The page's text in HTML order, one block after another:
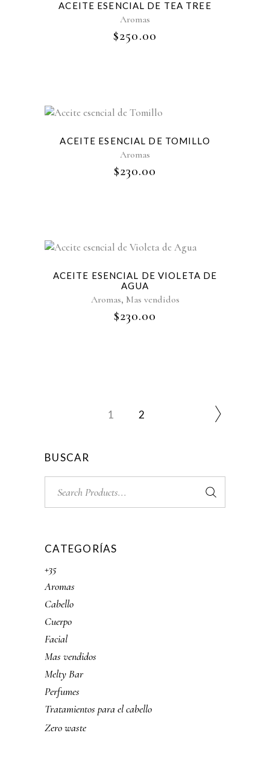
ACEITE ESENCIAL DE TEA TREE
Aromas
$250.00
ACEITE ESENCIAL DE TOMILLO
Aromas
$230.00
ACEITE ESENCIAL DE VIOLETA DE
AGUA
Aromas, Mas vendidos
$230.00
1 2
BUSCAR
for:
CATEGORÍAS
+35
Aromas
Cabello
Cuerpo
Facial
Mas vendidos
Melty Bar
Perfumes
Tratamientos para el cabello
Zero waste